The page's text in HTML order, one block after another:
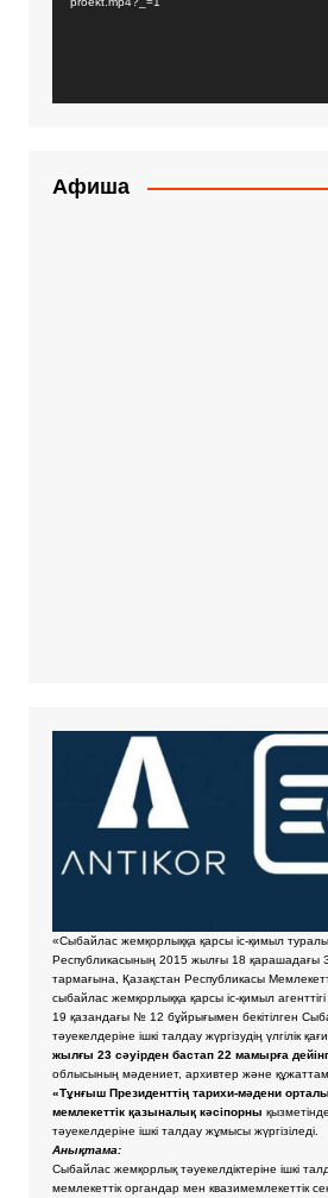
Афиша
«Сыбайлас жемқорлыққа қарсы іс-қимыл
Республикасының 2015 жылғы 18 қарашадағы
тармағына, Қазақстан Республикасы
сыбайлас жемқорлыққа қарсы іс-қимыл
19 қазандағы № 12 бұйрығымен бекітілген
тәуекелдеріне ішкі талдау жүргізудің үлгілік
жылғы 23 сәуірден бастап 22 мамырға
облысының мәдениет, архивтер және
«Тұнғыш Президенттің тарихи-мәдени
мемлекеттік қазыналық кәсіпорны
тәуекелдеріне ішкі талдау жұмысы жүргізіледі.
Анықтама:
Сыбайлас жемқорлық тәуекелдіктеріне ішкі
мемлекеттік органдар мен квазимемлекеттік